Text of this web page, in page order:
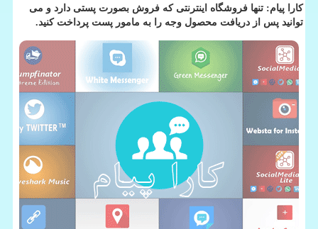
كارا پیام: تنها فروشگاه اینترنتی كه فروش بصورت پستی دارد و می
توانید پس از دریافت محصول وجه را به مامور پست پرداخت كنید.